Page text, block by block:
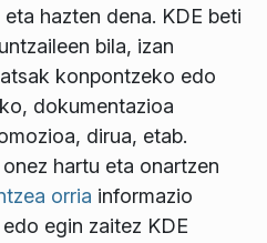
hazten dena. KDE beti
bila, izan
konpontzeko edo
dokumentazioa
dirua, etab.
hartu eta onartzen
orria informazio
egin zaitez KDE